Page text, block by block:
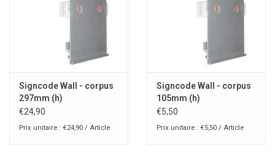
Signcode Wall - corpus
297mm (h)
€24,90
Prix unitaire : €24,90 / Article
Signcode Wall - corpus
105mm (h)
€5,50
Prix unitaire : €5,50 / Article